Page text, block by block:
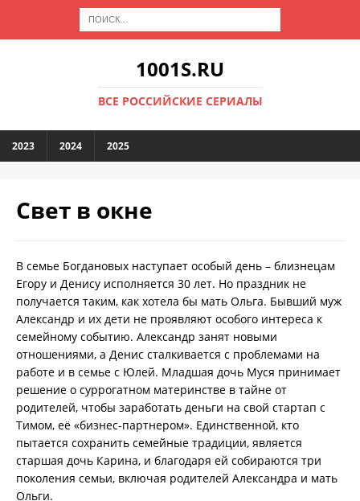
1001S.RU
ВСЕ РОССИЙСКИЕ СЕРИАЛЫ
2023 2024 2025
Свет в окне
В семье Богдановых наступает особый день – близнецам
Егору и Денису исполняется 30 лет. Но праздник не
получается таким, как хотела бы мать Ольга. Бывший муж
Александр и их дети не проявляют особого интереса к
семейному событию. Александр занят новыми
отношениями, а Денис сталкивается с проблемами на
работе и в семье с Юлей. Младшая дочь Муся принимает
решение о суррогатном материнстве в тайне от
родителей, чтобы заработать деньги на свой стартап с
Тимом, её «бизнес-партнером». Единственной, кто
пытается сохранить семейные традиции, является
старшая дочь Карина, и благодаря ей собираются три
поколения семьи, включая родителей Александра и мать
Ольги.